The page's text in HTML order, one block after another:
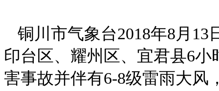
铜川市气象台2018年8月
印台区、耀州区、宜君县6
害事故并伴有6-8级雷雨大风